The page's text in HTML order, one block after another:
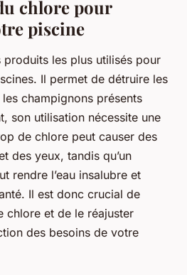
chlore pour
piscine
produits les plus utilisés pour
Il permet de détruire les
champignons présents
son utilisation nécessite une
de chlore peut causer des
des yeux, tandis qu’un
rendre l’eau insalubre et
Il est donc crucial de
chlore et de le réajuster
des besoins de votre